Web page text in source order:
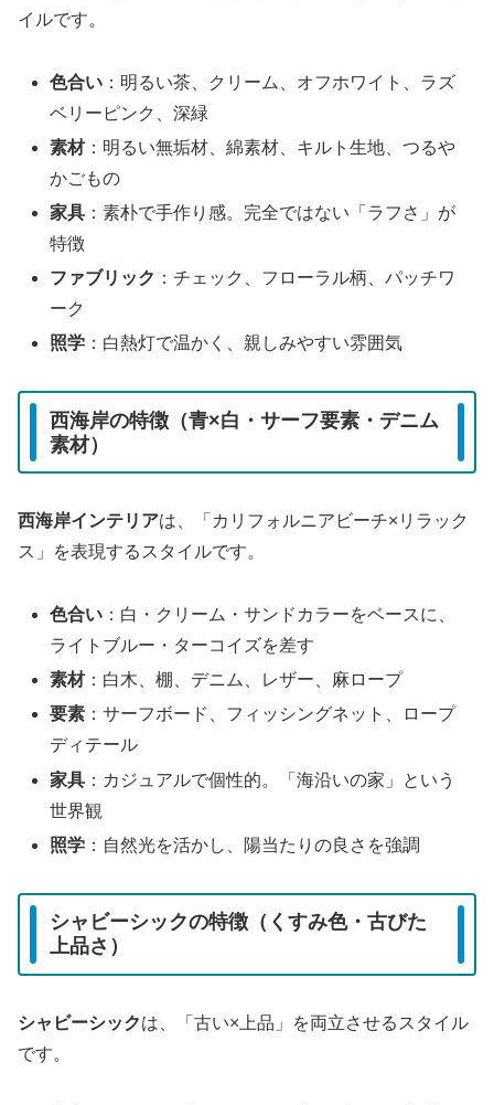
イルです。
色合い ：明るい茶、クリーム、オフホワイト、ラズ
ベリーピンク、深緑
素材：明るい無垢材、綿素材、キルト生地、つるや
かごもの
家具 ：素朴で手作り感。完全ではない「ラフさ」が
特徴
ファブリック ：チェック、フローラル柄、パッチワ
ーク
照学 ：白熱灯で温かく、親しみやすい雰囲気
西海岸の特徴（青×白・サーフ要素・デニム
素材）
西海岸インテリアは、「カリフォルニアビーチ×リラック
ス」を表現するスタイルです。
色合い ：白・クリーム・サンドカラーをベースに、
ライトブルー・ターコイズを差す
素材：白木、棚、デニム、レザー、麻ロープ
要素 ：サーフボード、フィッシングネット、ロープ
ディテール
家具 ：カジュアルで個性的。「海沿いの家」という
世界観
照学 ：自然光を活かし、陽当たりの良さを強調
シャビーシックの特徴（くすみ色・古びた
上品さ）
シャビーシックは、「古い×上品」を両立させるスタイル
です。